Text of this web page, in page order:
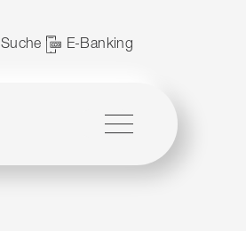
Suche E-Banking